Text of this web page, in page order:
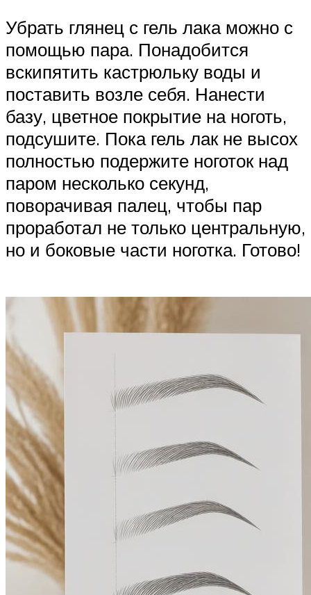
Убрать глянец с гель лака можно с
помощью пара. Понадобится
вскипятить кастрюльку воды и
поставить возле себя. Нанести
базу, цветное покрытие на ноготь,
подсушите. Пока гель лак не высох
полностью подержите ноготок над
паром несколько секунд,
поворачивая палец, чтобы пар
проработал не только центральную,
но и боковые части ноготка. Готово!